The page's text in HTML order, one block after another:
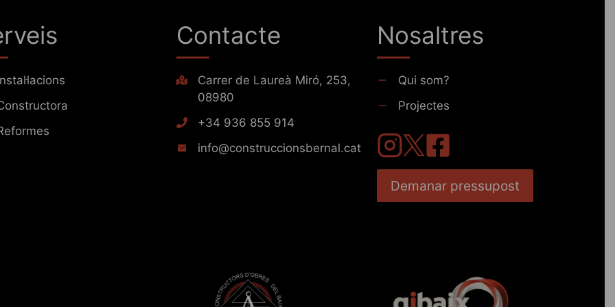
Contacte
Carrer de Laureà Miró, 253,
08980
+34 936 855 914
info@construccionsbernal.cat
Nosaltres
Qui som?
Projectes
Demanar pressupost